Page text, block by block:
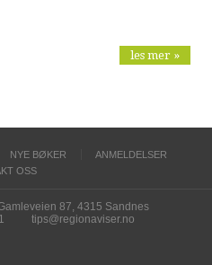
les mer »
NYE BØKER
ANMELDELSER
OSS
87, 4315 Sandnes
tips@regionaviser.no